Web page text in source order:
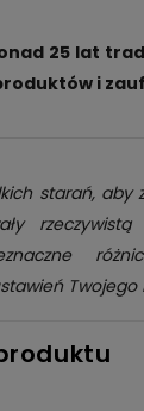
25 lat
i
starań, aby
Twojego